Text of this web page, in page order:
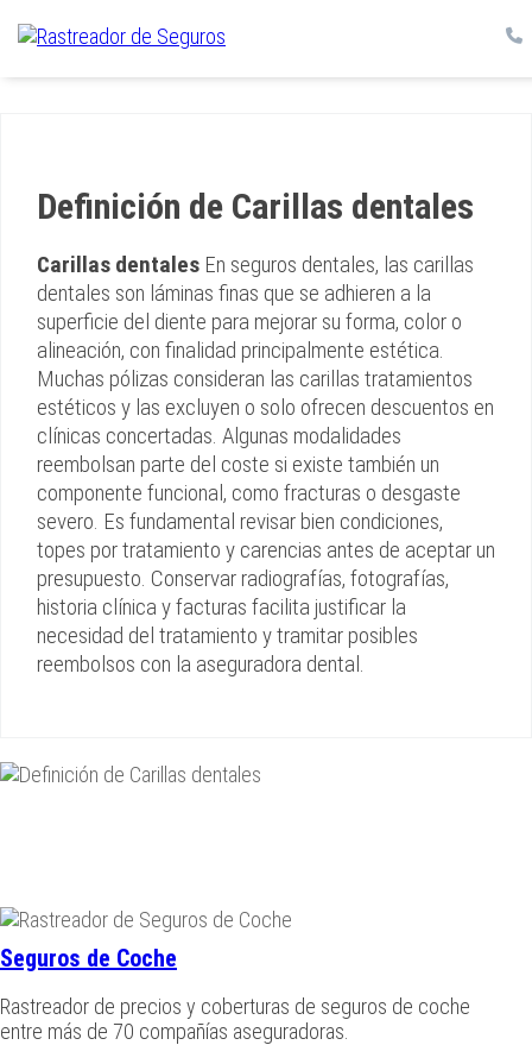
Definición de Carillas dentales
Carillas dentales En seguros dentales, las carillas
dentales son láminas finas que se adhieren a la
superficie del diente para mejorar su forma, color o
alineación, con finalidad principalmente estética.
Muchas pólizas consideran las carillas tratamientos
estéticos y las excluyen o solo ofrecen descuentos en
clínicas concertadas. Algunas modalidades
reembolsan parte del coste si existe también un
componente funcional, como fracturas o desgaste
severo. Es fundamental revisar bien condiciones,
topes por tratamiento y carencias antes de aceptar un
presupuesto. Conservar radiografías, fotografías,
historia clínica y facturas facilita justificar la
necesidad del tratamiento y tramitar posibles
reembolsos con la aseguradora dental.
Seguros de Coche
Rastreador de precios y coberturas de seguros de coche
entre más de 70 compañías aseguradoras.